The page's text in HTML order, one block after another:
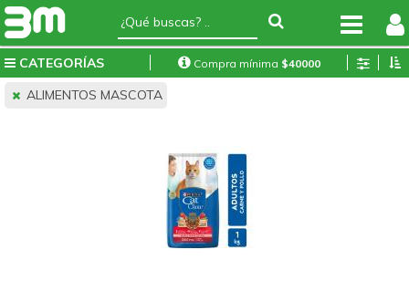
CATEGORÍAS Compra mínima $40000
ALIMENTOS MASCOTA